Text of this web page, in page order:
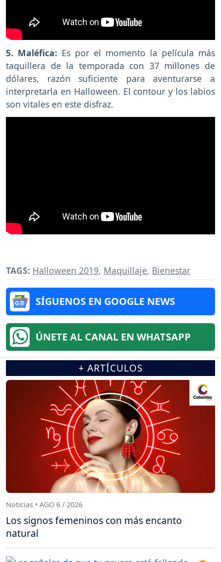
5. Maléfica: Es por el momento la película más
taquillera de la temporada con 37 millones de
dólares, razón suficiente para aventurarse a
interpretarla en Halloween. El contour y los labios
son vitales en este disfraz.
TAGS: Halloween 2019, Maquillaje, Bienestar
SÍGUENOS EN GOOGLE NEWS
ÚNETE AL CANAL EN WHATSAPP
+ ARTÍCULOS
Noticias • AGO 6 / 2026
Los signos femeninos con más encanto
natural